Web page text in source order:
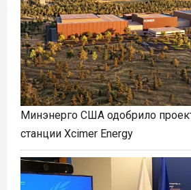
Минэнерго США одобрило
станции Xcimer Energy